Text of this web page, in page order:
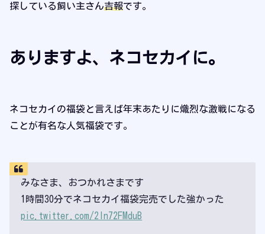
探している飼い主さん吉報です。
ありますよ、ネコセカイに。
ネコセカイの福袋と言えば年末あたりに熾烈な激戦になる
ことが有名な人気福袋です。
みなさま、おつかれさまです
1時間30分でネコセカイ福袋完売でした強かった
pic.twitter.com/2In72FMduB